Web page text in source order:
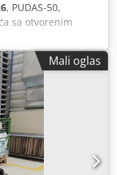
, PUDAS-50,
sa otvorenim
gotovih
veličina i
peleta, zrnastih
rasutih
5-60kg
Eem Ser može se
kesa ili šivaćom
Mali oglas